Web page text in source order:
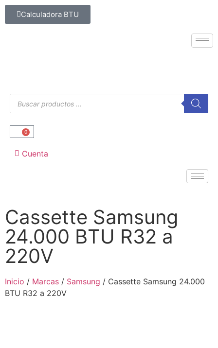
Calculadora BTU
0
Cuenta
Cassette Samsung
24.000 BTU R32 a
220V
Inicio / Marcas / Samsung / Cassette Samsung 24.000
BTU R32 a 220V